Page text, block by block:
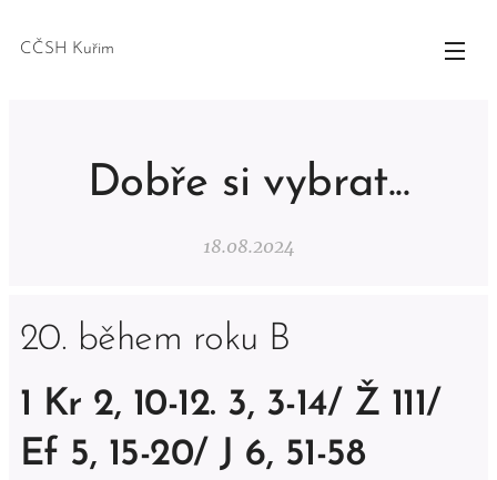
CČSH Kuřim
Dobře si vybrat...
18.08.2024
20. během roku B
1 Kr 2, 10-12. 3, 3-14/ Ž 111/
Ef 5, 15-20/ J 6, 51-58